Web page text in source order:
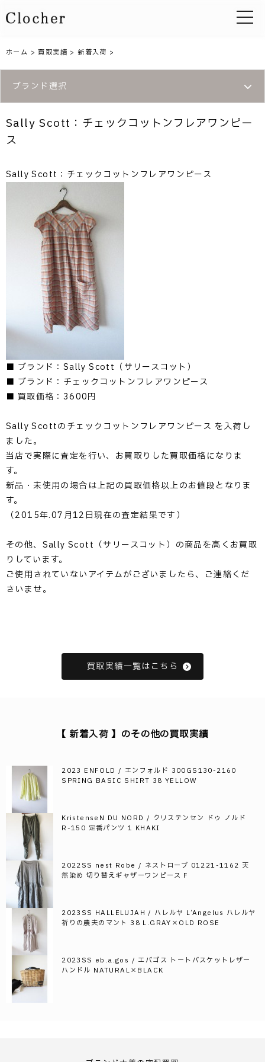
toggle
ホーム >買取実績 > 新着入荷 >
ブランド選択
Sally Scott：チェックコットンフレアワンピー
ス
Sally Scott：チェックコットンフレアワンピース
■ ブランド：Sally Scott（サリースコット）
■ ブランド：チェックコットンフレアワンピース
■ 買取価格：3600円
Sally Scottのチェックコットンフレアワンピース を入荷し
ました。
当店で実際に査定を行い、お買取りした買取価格になりま
す。
新品・未使用の場合は上記の買取価格以上のお値段となりま
す。
（2015年.07月12日現在の査定結果です）
その他、Sally Scott（サリースコット）の商品を高くお買取
りしています。
ご使用されていないアイテムがございましたら、ご連絡くだ
さいませ。
買取実績一覧はこちら
【 新着入荷 】のその他の買取実績
2023 ENFOLD / エンフォルド 300GS130-2160
SPRING BASIC SHIRT 38 YELLOW
KristenseN DU NORD / クリステンセン ドゥ ノルド
R-150 定番パンツ 1 KHAKI
2022SS nest Robe / ネストローブ 01221-1162 天
然染め 切り替えギャザーワンピース F
2023SS HALLELUJAH / ハレルヤ L’Angelus ハレルヤ
祈りの農夫のマント 38 L.GRAY×OLD ROSE
2023SS eb.a.gos / エバゴス トートバスケットレザー
ハンドル NATURAL×BLACK